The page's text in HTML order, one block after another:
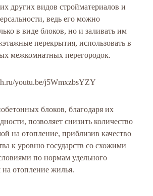
других видов стройматериалов и
ведь его можно
в виде блоков, но и заливать им
перекрытия, использовать в
межкомнатных перегородок.
youtu.be/j5WmxzbsYZY
блоков, благодаря их
позволяет снизить количество
на отопление, приблизив качество
к уровню государств со схожими
по нормам удельного
на отопление жилья.